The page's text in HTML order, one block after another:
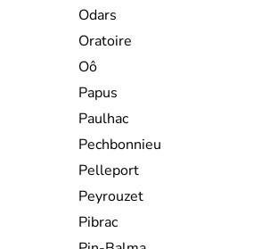
Odars
Oratoire
Oô
Papus
Paulhac
Pechbonnieu
Pelleport
Peyrouzet
Pibrac